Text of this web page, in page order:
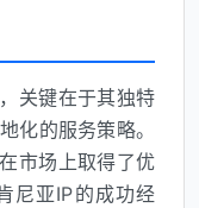
关键在于其独特
化的服务策略。
市场上取得了优
尼亚IP的成功经